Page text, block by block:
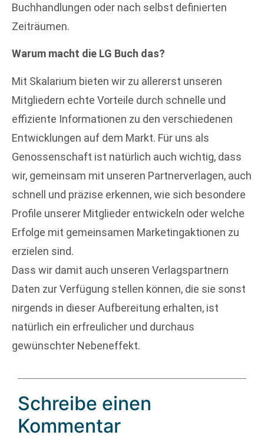
Buchhandlungen oder nach selbst definierten
Zeiträumen.
Warum macht die LG Buch das?
Mit Skalarium bieten wir zu allererst unseren
Mitgliedern echte Vorteile durch schnelle und
effiziente Informationen zu den verschiedenen
Entwicklungen auf dem Markt. Für uns als
Genossenschaft ist natürlich auch wichtig, dass
wir, gemeinsam mit unseren Partnerverlagen, auch
schnell und präzise erkennen, wie sich besondere
Profile unserer Mitglieder entwickeln oder welche
Erfolge mit gemeinsamen Marketingaktionen zu
erzielen sind.
Dass wir damit auch unseren Verlagspartnern
Daten zur Verfügung stellen können, die sie sonst
nirgends in dieser Aufbereitung erhalten, ist
natürlich ein erfreulicher und durchaus
gewünschter Nebeneffekt.
Schreibe einen
Kommentar